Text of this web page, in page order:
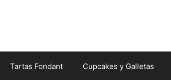
Tartas Fondant Cupcakes y Galletas